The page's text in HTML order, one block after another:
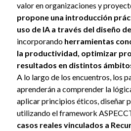
valor en organizaciones y
propone una introducción
uso de IA a través del diseño
incorporando herramientas
la productividad, optimizar
resultados en distintos
A lo largo de los encuentros, los
aprenderán a comprender la
aplicar principios éticos, diseñar
utilizando el framework
casos reales vinculados a